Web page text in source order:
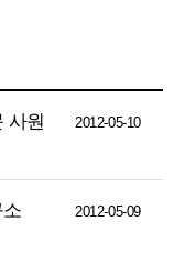
사원
2012-05-10
2012-05-09